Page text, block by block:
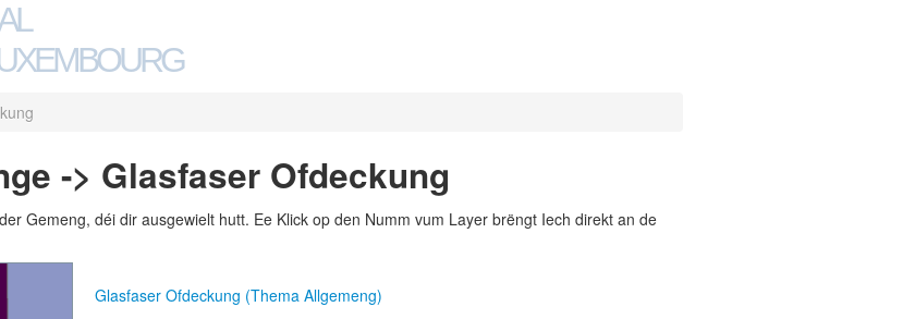
-> Glasfaser Ofdeckung
Gemeng, déi dir ausgewielt hutt. Ee Klick op den Numm vum Layer brëngt Iech direkt an de
Glasfaser Ofdeckung (Thema Allgemeng)